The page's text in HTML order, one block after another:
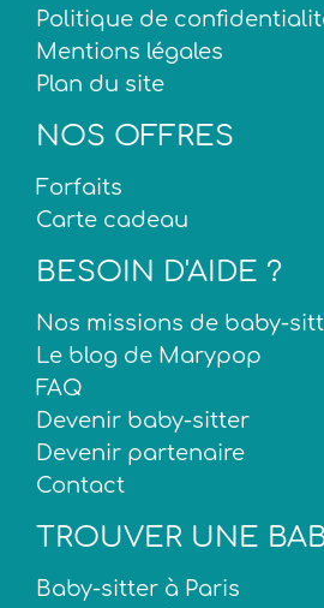
Politique de
Mentions légales
Plan du site
NOS OFFRES
Forfaits
Carte cadeau
BESOIN D'AIDE ?
Nos missions de baby-
Le blog de Marypop
FAQ
Devenir baby-sitter
Devenir partenaire
Contact
TROUVER UNE
Baby-sitter à Paris